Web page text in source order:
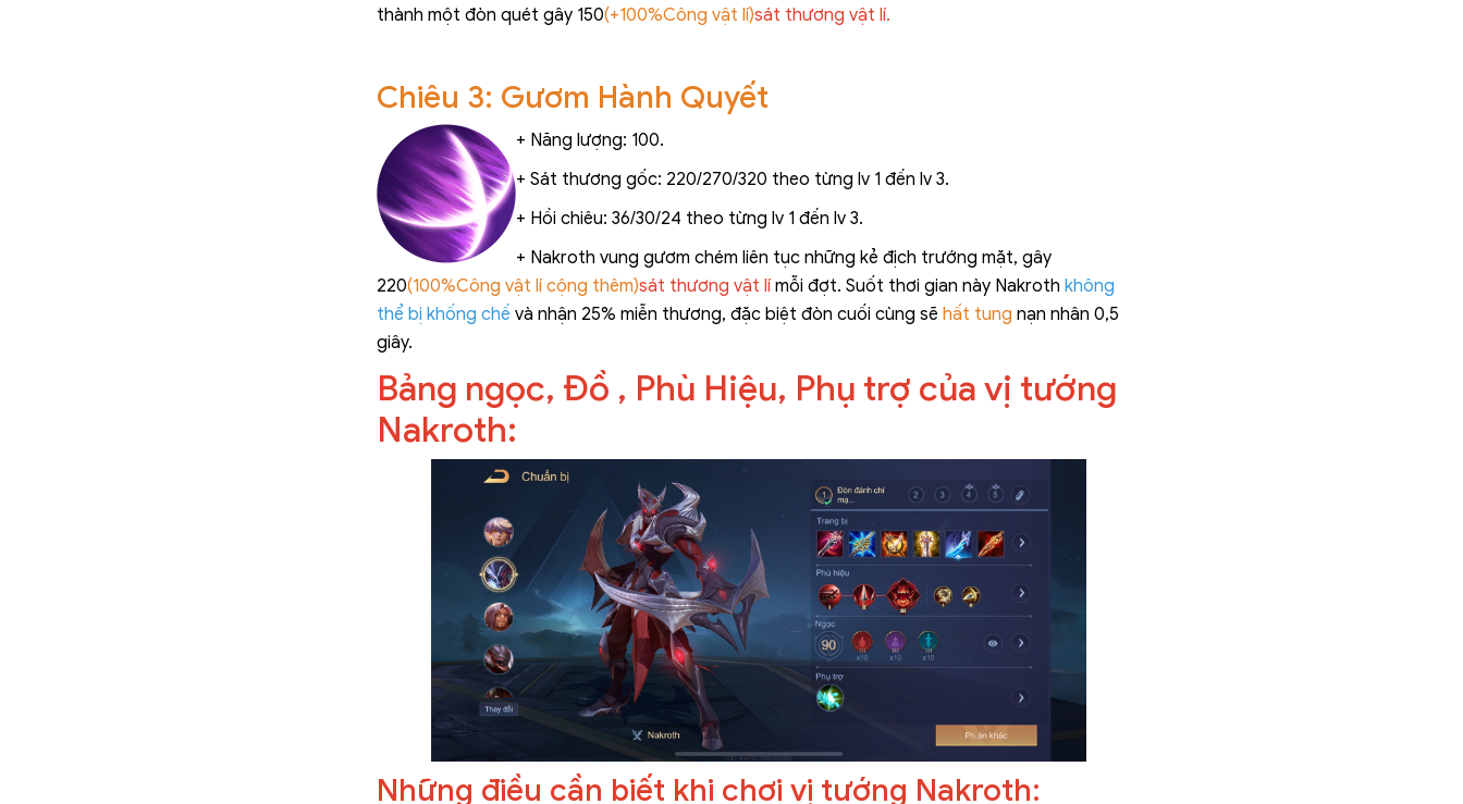
thành một đòn quét gây 150(+100%Công vật lí)sát thương vật lí.
Chiêu 3: Gươm Hành Quyết
+ Năng lượng: 100.
+ Sát thương gốc: 220/270/320 theo từng lv 1 đến lv 3.
+ Hồi chiêu: 36/30/24 theo từng lv 1 đến lv 3.
+ Nakroth vung gươm chém liên tục những kẻ địch trướng mặt, gây
220(100%Công vật lí cộng thêm)sát thương vật lí mỗi đợt. Suốt thơi gian này Nakroth không
thể bị khống chế và nhận 25% miễn thương, đặc biệt đòn cuối cùng sẽ hất tung nạn nhân 0,5
giây.
Bảng ngọc, Đồ , Phù Hiệu, Phụ trợ của vị tướng
Nakroth:
Những điều cần biết khi chơi vị tướng Nakroth: